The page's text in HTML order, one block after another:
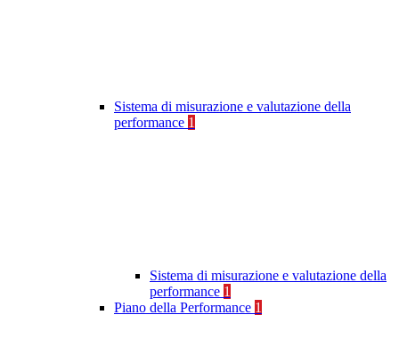
Sistema di misurazione e valutazione della
performance 1
Sistema di misurazione e valutazione della
performance 1
Piano della Performance 1